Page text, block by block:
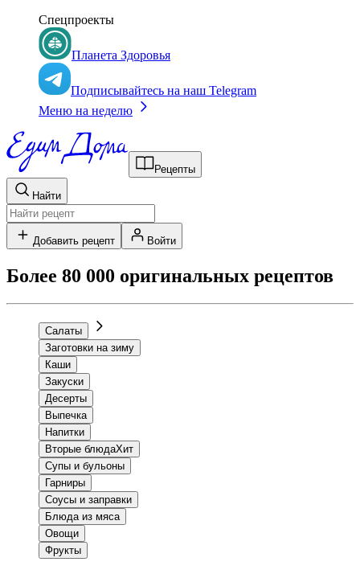
Спецпроекты
Планета Здоровья
Подписывайтесь на наш Telegram
Меню на неделю
Рецепты
Найти
Добавить рецепт Войти
Более 80 000 оригинальных рецептов
Салаты
Заготовки на зиму
Каши
Закуски
Десерты
Выпечка
Напитки
Вторые блюдаХит
Супы и бульоны
Гарниры
Соусы и заправки
Блюда из мяса
Овощи
Фрукты